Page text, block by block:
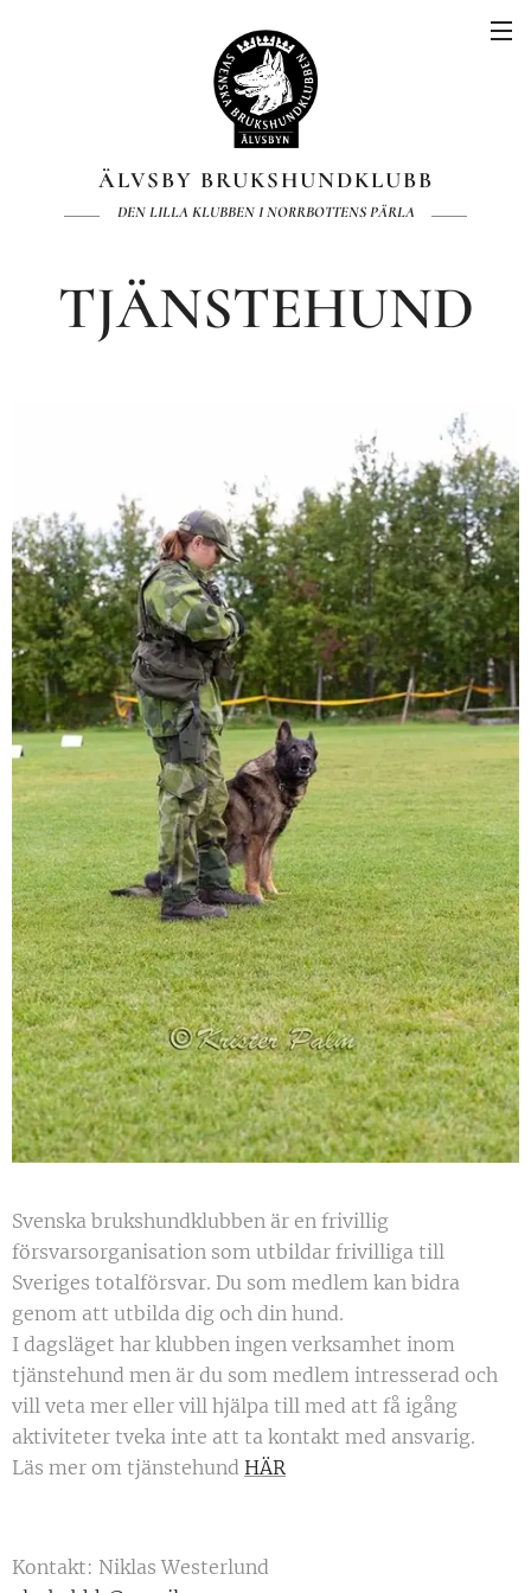
ÄLVSBY BRUKSHUNDKLUBB
DEN LILLA KLUBBEN I NORRBOTTENS PÄRLA
TJÄNSTEHUND
Svenska brukshundklubben är en frivillig
försvarsorganisation som utbildar frivilliga till
Sveriges totalförsvar. Du som medlem kan bidra
genom att utbilda dig och din hund.
I dagsläget har klubben ingen verksamhet inom
tjänstehund men är du som medlem intresserad och
vill veta mer eller vill hjälpa till med att få igång
aktiviteter tveka inte att ta kontakt med ansvarig.
Läs mer om tjänstehund HÄR
Kontakt: Niklas Westerlund